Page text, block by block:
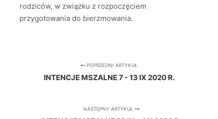
rodziców, w związku z rozpoczęciem
przygotowania do bierzmowania.
POPRZEDNI ARTYKUŁ
INTENCJE MSZALNE 7 - 13 IX 2020 R.
NASTĘPNY ARTYKUŁ